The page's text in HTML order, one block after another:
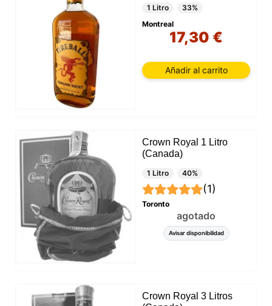
1 Litro
33%
Montreal
17,30 €
Añadir al carrito
Crown Royal 1 Litro
(Canada)
1 Litro 40%
(1)
Toronto
agotado
Avisar disponibilidad
Crown Royal 3 Litros